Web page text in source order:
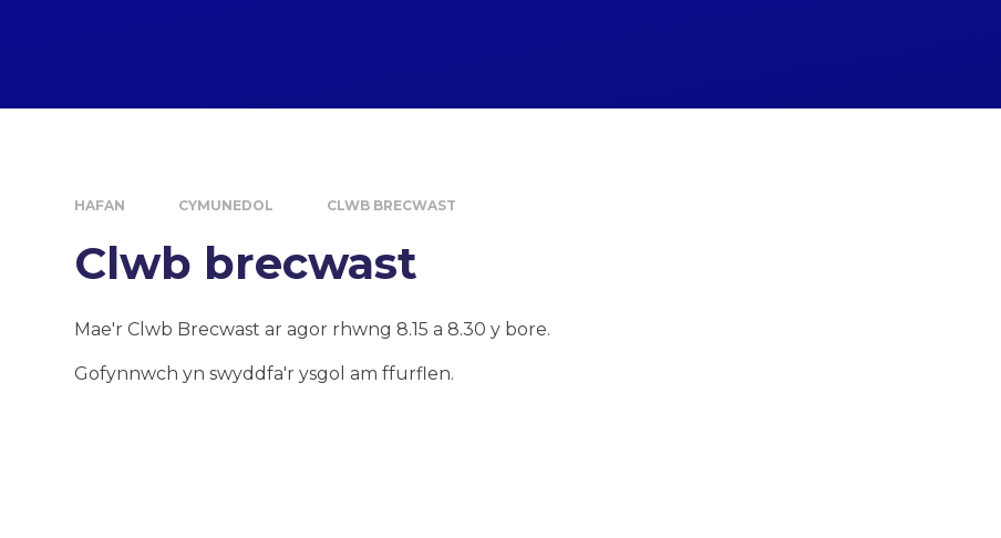
HAFAN CYMUNEDOL CLWB BRECWAST
Clwb brecwast
Mae'r Clwb Brecwast ar agor rhwng 8.15 a 8.30 y bore.
Gofynnwch yn swyddfa'r ysgol am ffurflen.